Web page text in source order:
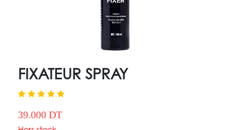
FIXATEUR SPRAY
39.000 DT